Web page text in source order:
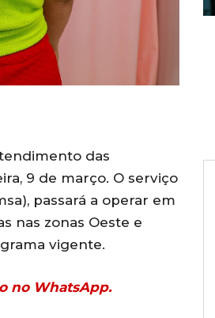
das
9 de março. O serviço
passará a operar em
nas zonas Oeste e
vigente.
no WhatsApp.